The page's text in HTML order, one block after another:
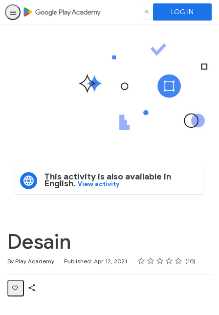
SEARCH LOG IN
This activity is also available in
English. View activity
Desain
By Play Academy Published: Apr 12, 2021 Rating
1 star
2 stars
3 stars
4 stars
5 stars
Average rating: 5.0 10
10 reviews